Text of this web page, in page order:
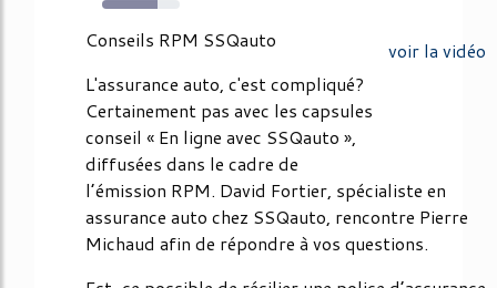
72%
voir la vidéo
Conseils RPM SSQauto
L'assurance auto, c'est compliqué?
Certainement pas avec les capsules
conseil « En ligne avec SSQauto »,
diffusées dans le cadre de
l’émission RPM. David Fortier, spécialiste en
assurance auto chez SSQauto, rencontre Pierre
Michaud afin de répondre à vos questions.